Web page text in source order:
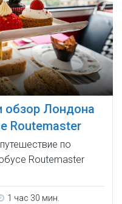
обзор Лондона
Routemaster
по
Routemaster
1 час 30 мин.